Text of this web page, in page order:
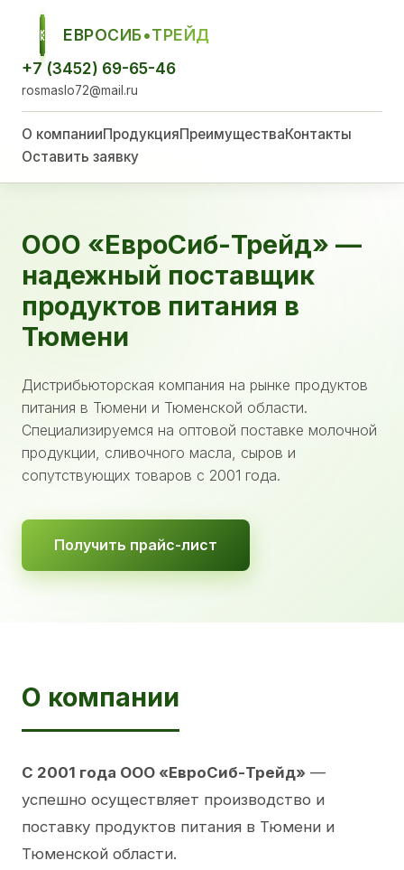
ЕСТ
ЕВРОСИБ•ТРЕЙД
+7 (3452) 69-65-46
rosmaslo72@mail.ru
О компанииПродукцияПреимуществаКонтакты
Оставить заявку
ООО «ЕвроСиб-Трейд» —
надежный поставщик
продуктов питания в
Тюмени
Дистрибьюторская компания на рынке продуктов
питания в Тюмени и Тюменской области.
Специализируемся на оптовой поставке молочной
продукции, сливочного масла, сыров и
сопутствующих товаров с 2001 года.
Получить прайс-лист
О компании
С 2001 года ООО «ЕвроСиб-Трейд» —
успешно осуществляет производство и
поставку продуктов питания в Тюмени и
Тюменской области.